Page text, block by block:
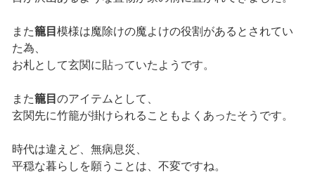
また籠目 模様は魔除けの魔よけの役割があるとされてい
た為、
お札として玄関に貼っていたようです。
また籠目 のアイテムとして、
玄関先に竹籠が掛けられることもよくあったそうです。
時代は違えど、無病息災、
平穏な暮らしを願うことは、不変ですね。